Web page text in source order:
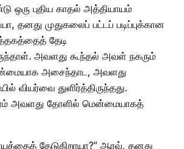
ஒரு புதிய காதல் அத்தியாயம்
தனது முதுகலைப் பட்டப் படிப்புக்கான
தேடி
அவளது கூந்தல் அவள் நகரும்
அசைந்தாட, அவளது
வியர்வை துளிர்த்திருந்தது.
அவளது தோளில் மென்மையாகத்
தேடுகிறாயா?” ஆரவ், தனது